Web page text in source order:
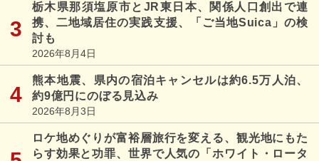
栃木県那須塩原市とJR東日本、関係人口創出で連
携、二地域居住の実践支援、「ご当地Suica」の検
討も
2026年8月4日
熊本地震、県内の宿泊キャンセルは約6.5万人泊、
約9億円にのぼる見込み
2026年8月3日
ロケ地めぐりが富裕層旅行を変える、観光地にもた
らす効果と功罪、世界で人気の「ホワイト・ロータ